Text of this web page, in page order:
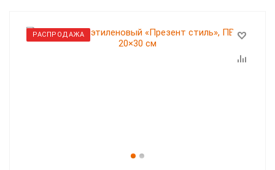
РАСПРОДАЖА